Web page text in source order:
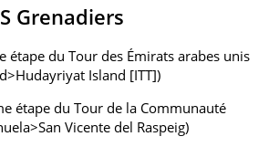
Grenadiers
étape du Tour des Émirats arabes unis
Island [ITT])
étape du Tour de la Communauté
Vicente del Raspeig)